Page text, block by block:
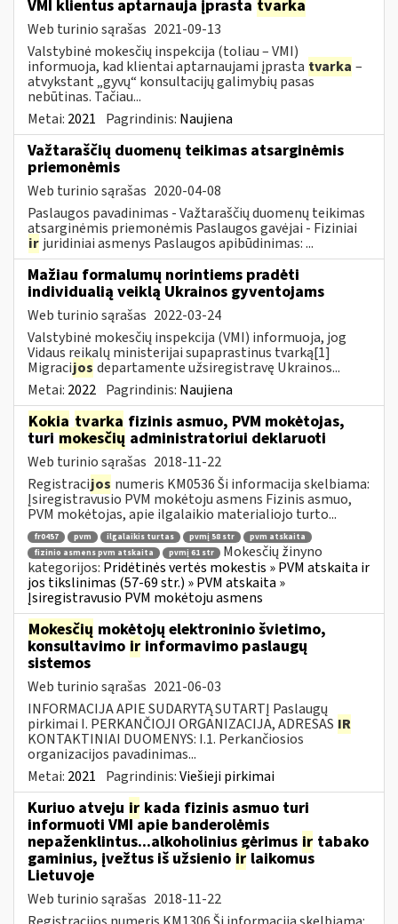
VMI klientus aptarnauja įprasta tvarka
Web turinio sąrašas 2021-09-13
Valstybinė mokesčių inspekcija (toliau – VMI)
informuoja, kad klientai aptarnaujami įprasta tvarka –
atvykstant „gyvų“ konsultacijų galimybių pasas
nebūtinas. Tačiau...
Metai: 2021 Pagrindinis: Naujiena
Važtaraščių duomenų teikimas atsarginėmis
priemonėmis
Web turinio sąrašas 2020-04-08
Paslaugos pavadinimas - Važtaraščių duomenų teikimas
atsarginėmis priemonėmis Paslaugos gavėjai - Fiziniai
ir juridiniai asmenys Paslaugos apibūdinimas: ...
Mažiau formalumų norintiems pradėti
individualią veiklą Ukrainos gyventojams
Web turinio sąrašas 2022-03-24
Valstybinė mokesčių inspekcija (VMI) informuoja, jog
Vidaus reikalų ministerijai supaprastinus tvarką[1]
Migracijos departamente užsiregistravę Ukrainos...
Metai: 2022 Pagrindinis: Naujiena
Kokia tvarka fizinis asmuo, PVM mokėtojas,
turimokesčių administratoriui deklaruoti
Web turinio sąrašas 2018-11-22
Registracijos numeris KM0536 Ši informacija skelbiama:
Įsiregistravusio PVM mokėtoju asmens Fizinis asmuo,
PVM mokėtojas, apie ilgalaikio materialiojo turto...
fr0457 pvm ilgalaikis turtas pvmį 58 str
pvm atskaita
fizinio asmens pvm atskaita
pvmį 61 str
Mokesčių žinyno
kategorijos: Pridėtinės vertės mokestis » PVM atskaita ir
jos tikslinimas (57-69 str.) » PVM atskaita »
Įsiregistravusio PVM mokėtoju asmens
Mokesčių mokėtojų elektroninio švietimo,
konsultavimo ir informavimo paslaugų
sistemos
Web turinio sąrašas 2021-06-03
INFORMACIJA APIE SUDARYTĄ SUTARTĮ Paslaugų
pirkimai I. PERKANČIOJI ORGANIZACIJA, ADRESAS IR
KONTAKTINIAI DUOMENYS: I.1. Perkančiosios
organizacijos pavadinimas...
Metai: 2021 Pagrindinis:Viešieji pirkimai
Kuriuo atveju ir kada fizinis asmuo turi
informuoti VMI apie banderolėmis
nepaženklintus...alkoholinius gėrimus ir tabako
gaminius, įvežtus iš užsienio ir laikomus
Lietuvoje
Web turinio sąrašas 2018-11-22